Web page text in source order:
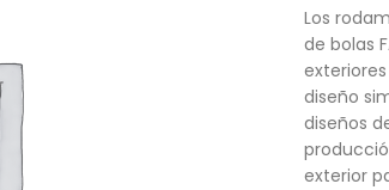
Los
de bolas
diseño
diseños
exterior